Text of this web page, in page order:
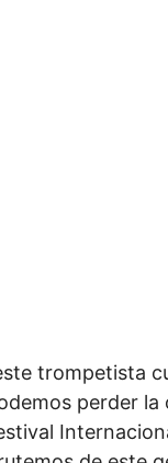
trompetista
perder